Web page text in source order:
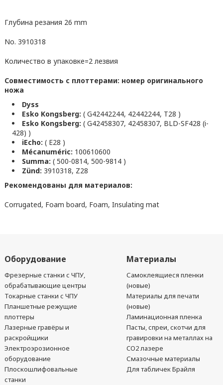
Глубина резания 26 mm
No. 3910318
Количество в упаковке=2 лезвия
Совместимость с плоттерами: номер оригинального
ножа
Dyss
Esko Kongsberg: ( G42442244, 42442244, T28 )
Esko Kongsberg: ( G42458307, 42458307, BLD-SF428 (i-
428) )
iEcho: ( E28 )
Mécanuméric: 100610600
Summa: ( 500-0814, 500-9814 )
Zünd: 3910318, Z28
Рекомендованы для материалов:
Corrugated, Foam board, Foam, Insulating mat
Оборудование
Фрезерные станки с ЧПУ,
обрабатывающие центры
Токарные станки с ЧПУ
Планшетные режущие
плоттеры
Лазерные гравёры и
раскройщики
Электроэрозионное
оборудование
Плоскошлифовальные
станки
Материалы
Самоклеящиеся пленки
(новые)
Материалы для печати
(новые)
Ламинационная пленка
Пасты, спреи, скотчи для
гравировки на металлах на
CO2 лазере
Смазочные материалы
Для табличек Брайля